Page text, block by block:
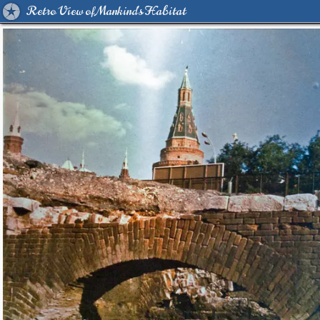
Retro View of Mankind's Habitat